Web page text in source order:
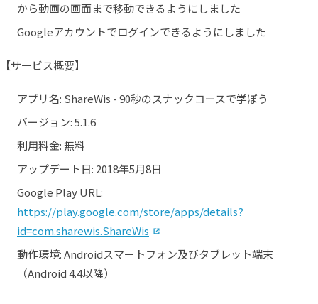
から動画の画面まで移動できるようにしました
Googleアカウントでログインできるようにしました
【サービス概要】
アプリ名: ShareWis - 90秒のスナックコースで学ぼう
バージョン: 5.1.6
利用料金: 無料
アップデート日: 2018年5月8日
Google Play URL:
https://play.google.com/store/apps/details?
id=com.sharewis.ShareWis
動作環境: Androidスマートフォン及びタブレット端末
（Android 4.4以降）